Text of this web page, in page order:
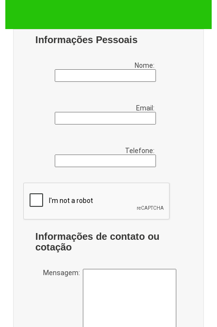
Informações Pessoais
Nome:
Email:
Telefone:
Informações de contato ou
cotação
Mensagem: